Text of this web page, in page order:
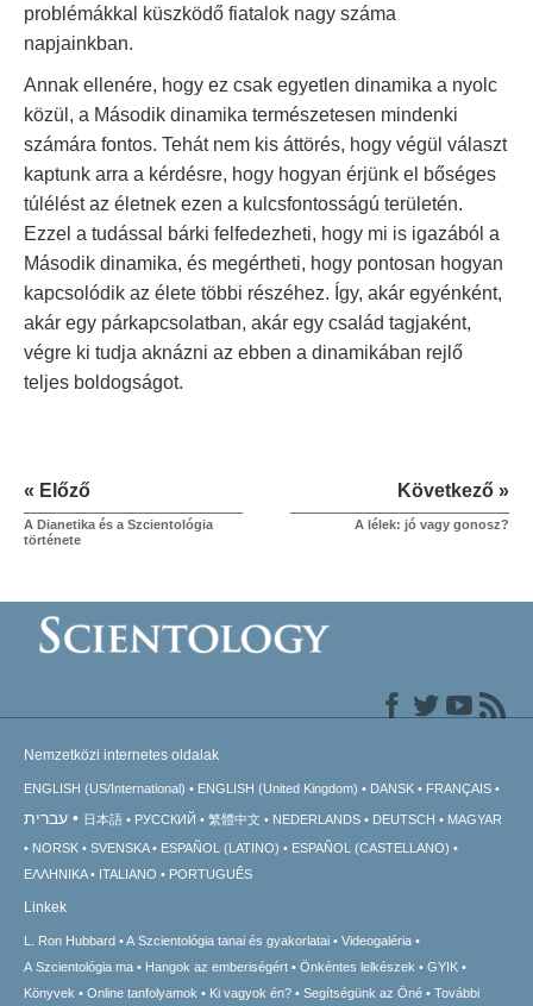
problémákkal küszködő fiatalok nagy száma
napjainkban.
Annak ellenére, hogy ez csak egyetlen dinamika a nyolc
közül, a Második dinamika természetesen mindenki
számára fontos. Tehát nem kis áttörés, hogy végül választ
kaptunk arra a kérdésre, hogy hogyan érjünk el bőséges
túlélést az életnek ezen a kulcsfontosságú területén.
Ezzel a tudással bárki felfedezheti, hogy mi is igazából a
Második dinamika, és megértheti, hogy pontosan hogyan
kapcsolódik az élete többi részéhez. Így, akár egyénként,
akár egy párkapcsolatban, akár egy család tagjaként,
végre ki tudja aknázni az ebben a dinamikában rejlő
teljes boldogságot.
« Előző
A Dianetika és a Szcientológia
története
Következő »
A lélek: jó vagy gonosz?
Nemzetközi internetes oldalak
ENGLISH (US/International) ENGLISH (United Kingdom) DANSK FRANÇAIS
עברית 日本語 РУССКИЙ 繁體中文 NEDERLANDS DEUTSCH
MAGYAR
NORSK
SVENSKA ESPAÑOL (LATINO)
ESPAÑOL (CASTELLANO)
ΕΛΛΗΝΙΚA
ITALIANO PORTUGUÊS
Linkek
L. Ron Hubbard A Szcientológia tanai és gyakorlatai
Videogaléria
A Szcientológia ma
Hangok az emberiségért Önkéntes lelkészek
GYIK
Könyvek
Online tanfolyamok Ki vagyok én? Segítségünk az Öné További